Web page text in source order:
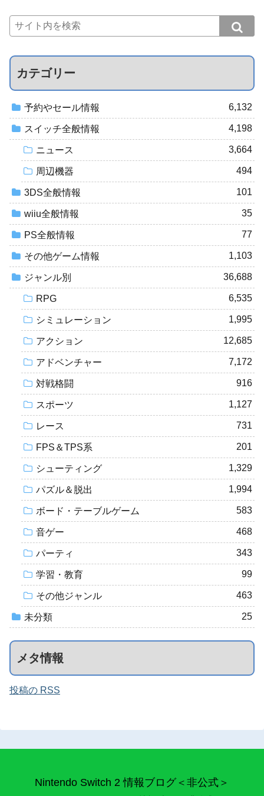
カテゴリー
予約やセール情報 6,132
スイッチ全般情報 4,198
ニュース 3,664
周辺機器 494
3DS全般情報 101
wiiu全般情報 35
PS全般情報 77
その他ゲーム情報 1,103
ジャンル別 36,688
RPG 6,535
シミュレーション 1,995
アクション 12,685
アドベンチャー 7,172
対戦格闘 916
スポーツ 1,127
レース 731
FPS＆TPS系 201
シューティング 1,329
パズル＆脱出 1,994
ボード・テーブルゲーム 583
音ゲー 468
パーティ 343
学習・教育 99
その他ジャンル 463
未分類 25
メタ情報
投稿の RSS
Nintendo Switch 2 情報ブログ＜非公式＞